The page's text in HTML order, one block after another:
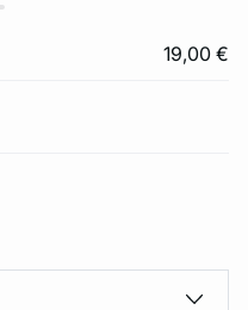
19,00 €